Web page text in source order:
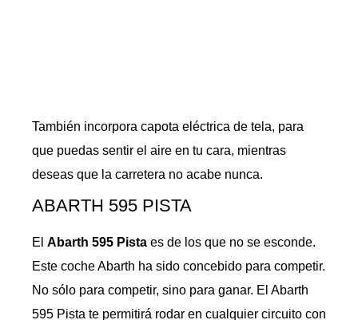
También incorpora capota eléctrica de tela, para
que puedas sentir el aire en tu cara, mientras
deseas que la carretera no acabe nunca.
ABARTH 595 PISTA
El Abarth 595 Pista es de los que no se esconde.
Este coche Abarth ha sido concebido para competir.
No sólo para competir, sino para ganar. El Abarth
595 Pista te permitirá rodar en cualquier circuito con